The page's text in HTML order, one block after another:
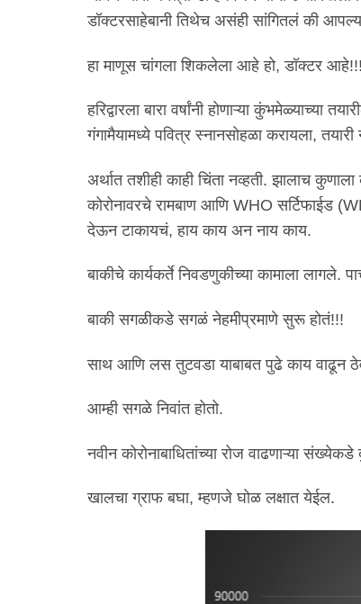
डॉक्टरसाहेबानी तिथेच असंही सांगितलं की
हा माणूस चांगला शिकलेला आहे हो, डॉक्टर
हरिद्वारला बारा वर्षांनी होणाऱ्या कुंभमेळ्याच्या
गंगामैयामध्ये पवित्र स्नानसोहळा करायला, तयारी
अर्थात तशीही काही चिंता नव्हती. झालाच
कोरोनावरचे रामबाण आणि WHO सर्टिफाईड
देऊन टाकायचं, हाय काय अन नाय काय.
बाकीचे कार्यकर्ते निवडणुकीच्या कामाला लागले.
बाकी सगळीकडे सगळं नेहमीप्रमाणे सुरू होतं!!!
साथ आणि लस तुटवडा याबाबत पुढे काय वाढून
आम्ही सगळे निवांत होतो.
नवीन कोरोनाबाधितांच्या रोज वाढणाऱ्या संख्येकडे
खालचा ग्राफ बघा, म्हणजे घोळ लक्षात येईल.